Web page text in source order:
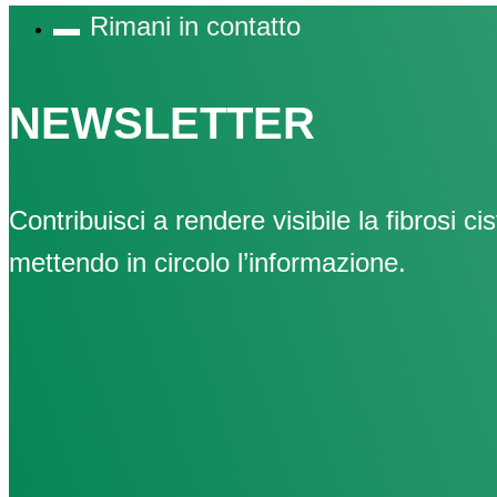
Rimani in contatto
NEWSLETTER
Contribuisci a rendere visibile la fibrosi
mettendo in circolo l’informazione.